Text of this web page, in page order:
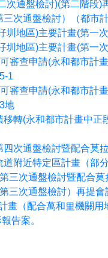
通盤檢討)(第二階段)
次通盤檢討）（都市
地區)主要計畫(第一
地區)主要計畫(第一次
審查申請(永和都市
1
審查申請(永和都市
地
轉(永和都市計畫中
次通盤檢討暨配合莫
附近特定區計畫（部
次通盤檢討暨配合莫
三次通盤檢討）再提會
（配合萬和里機關用
告案。